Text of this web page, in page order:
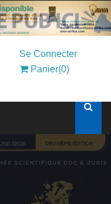
Se Connecter
Panier(0)